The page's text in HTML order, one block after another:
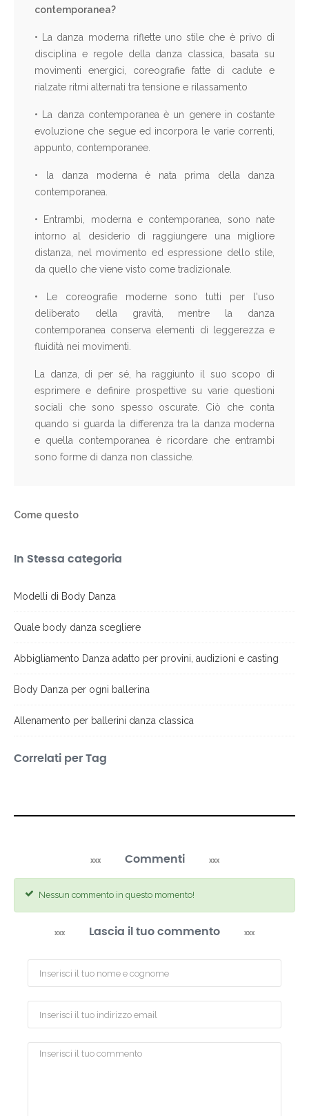
contemporanea?
• La danza moderna riflette uno stile che è privo di
disciplina e regole della danza classica, basata su
movimenti energici, coreografie fatte di cadute e
rialzate ritmi alternati tra tensione e rilassamento
• La danza contemporanea è un genere in costante
evoluzione che segue ed incorpora le varie correnti,
appunto, contemporanee.
• la danza moderna è nata prima della danza
contemporanea.
• Entrambi, moderna e contemporanea, sono nate
intorno al desiderio di raggiungere una migliore
distanza, nel movimento ed espressione dello stile,
da quello che viene visto come tradizionale.
• Le coreografie moderne sono tutti per l'uso
deliberato della gravità, mentre la danza
contemporanea conserva elementi di leggerezza e
fluidità nei movimenti.
La danza, di per sé, ha raggiunto il suo scopo di
esprimere e definire prospettive su varie questioni
sociali che sono spesso oscurate. Ciò che conta
quando si guarda la differenza tra la danza moderna
e quella contemporanea è ricordare che entrambi
sono forme di danza non classiche.
Come questo
In Stessa categoria
Modelli di Body Danza
Quale body danza scegliere
Abbigliamento Danza adatto per provini, audizioni e casting
Body Danza per ogni ballerina
Allenamento per ballerini danza classica
Correlati per Tag
Commenti
Nessun commento in questo momento!
Lascia il tuo commento